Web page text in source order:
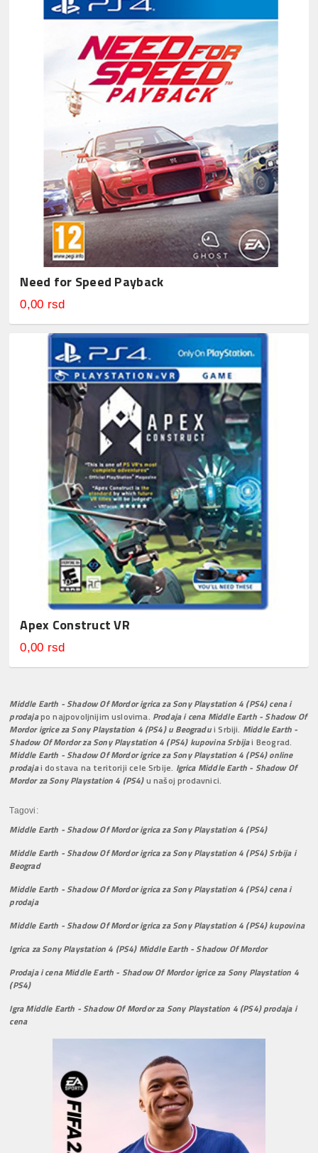
Need for Speed Payback
0,00 rsd
Apex Construct VR
0,00 rsd
Middle Earth - Shadow Of Mordor igrica za Sony Playstation 4 (PS4) cena i
prodajapo najpovoljnijim uslovima. Prodaja i cena Middle Earth - Shadow Of
Mordor igrice za Sony Playstation 4 (PS4) u Beogradui Srbiji. Middle Earth -
Shadow Of Mordor za Sony Playstation 4 (PS4) kupovina Srbijai Beograd.
Middle Earth - Shadow Of Mordor igrice za Sony Playstation 4 (PS4) online
prodajai dostava na teritoriji cele Srbije. Igrica Middle Earth - Shadow Of
Mordor za Sony Playstation 4 (PS4)u našoj prodavnici.
Tagovi:
Middle Earth - Shadow Of Mordor igrica za Sony Playstation 4 (PS4)
Middle Earth - Shadow Of Mordor igrica za Sony Playstation 4 (PS4) Srbija i
Beograd
Middle Earth - Shadow Of Mordor igrica za Sony Playstation 4 (PS4) cena i
prodaja
Middle Earth - Shadow Of Mordor igrica za Sony Playstation 4 (PS4) kupovina
Igrica za Sony Playstation 4 (PS4) Middle Earth - Shadow Of Mordor
Prodaja i cena Middle Earth - Shadow Of Mordor igrice za Sony Playstation 4
(PS4)
Igra Middle Earth - Shadow Of Mordor za Sony Playstation 4 (PS4) prodaja i
cena